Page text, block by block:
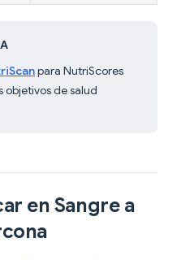
para NutriScores
objetivos de salud
en Sangre a